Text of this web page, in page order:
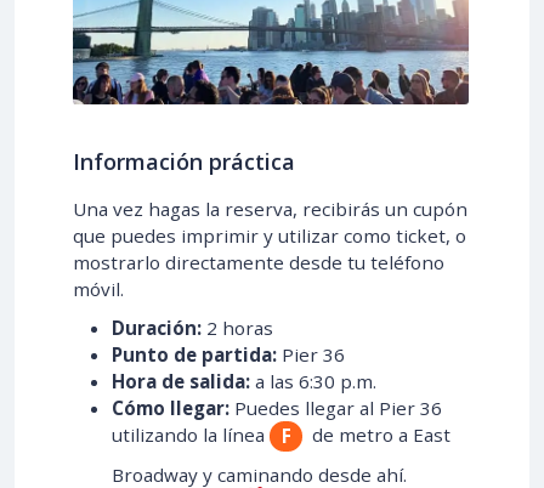
Información práctica
Una vez hagas la reserva, recibirás un cupón
que puedes imprimir y utilizar como ticket, o
mostrarlo directamente desde tu teléfono
móvil.
Duración: 2 horas
Punto de partida: Pier 36
Hora de salida: a las 6:30 p.m.
Cómo llegar: Puedes llegar al Pier 36
utilizando la línea
F
de metro a East
Broadway y caminando desde ahí.